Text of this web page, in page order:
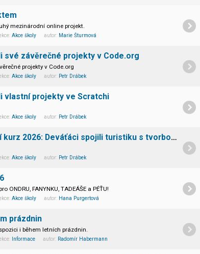
mezinárodní online projekt.
Akce školy autor: Marie Šturmová
své závěrečné projekty v Code.org
projekty v Code.org
Akce školy autor: Petr Drábek
vlastní projekty ve Scratchi
Akce školy autor: Petr Drábek
Turisticko-mediální kurz 2026: Deváťáci spojili turistiku s tvorbou vlastních filmů
Akce školy autor: Petr Drábek
ONDRU, FANYNKU, TADEÁŠE a PÉŤU!
Akce školy autor: Hana Purgertová
prázdnin
i během letních prázdnin.
Informace autor: Radomír Habermann